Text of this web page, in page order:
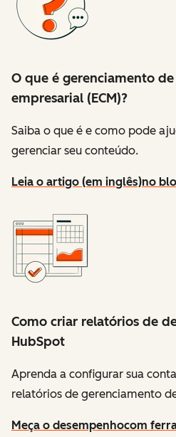
O que é gerenciamento
empresarial (ECM)?
Saiba o que é e como pode
gerenciar seu conteúdo.
Leia o artigo (em inglês)no
Como criar relatórios de
HubSpot
Aprenda a configurar sua
relatórios de gerenciamento
Meça o desempenhocom